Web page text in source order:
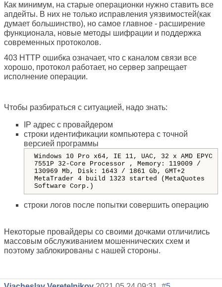
Как минимум, на старые операционки нужно ставить все
апдейты. В них не только исправления уязвимостей(как
думает большинство), но самое главное - расширение
функционала, новые методы шифрации и поддержка
современных протоколов.
403 HTTP ошибка означает, что с каналом связи все
хорошо, протокол работает, но сервер запрещает
исполнение операции.
Чтобы разбираться с ситуацией, надо знать:
IP адрес с провайдером
строки идентификации компьютера с точной
версией программы
Windows 10 Pro x64, IE 11, UAC, 32 x AMD EPYC
7551P 32-Core Processor , Memory: 119009 /
130969 Mb, Disk: 1643 / 1861 Gb, GMT+2
MetaTrader 4 build 1323 started (MetaQuotes
Software Corp.)
строки логов после попытки совершить операцию
Некоторые провайдеры со своими дочками отличились
массовым обслуживанием мошеннических схем и
поэтому заблокированы с нашей стороны.